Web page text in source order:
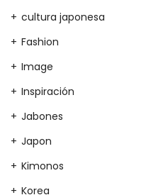
cultura japonesa
Fashion
Image
Inspiración
Jabones
Japon
Kimonos
Korea